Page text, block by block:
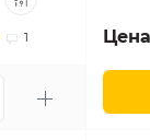
1